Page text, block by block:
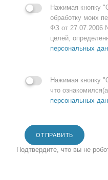
Нажимая кнопку
обработку моих
ФЗ от 27.07.2006
целей,
персональных
Нажимая кнопку
что
персональных
ОТПРАВИТЬ
Подтвердите, что вы не